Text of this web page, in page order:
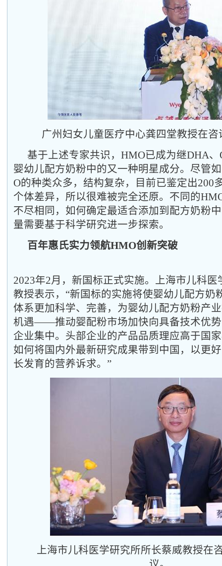
广州妇女儿童医疗中心龚四堂教授在
基于上述专家共识，HMO已成为继DHA、
婴幼儿配方奶粉中的又一种明星成分。尽管
O的种类众多，结构复杂，目前已鉴定出200
个体差异，所以很难被完全还原。不同的
不尽相同，如何确定最适合添加到配方奶粉
量需要基于科学研究进一步探索。
百年惠氏实力领航HMO创新突破
2023年2月，新国标正式实施。上海市儿科医
教授表示，“新国标的实施将使婴幼儿配方奶
体系更加科学、完善，为婴幼儿配方奶粉产
机遇——推动婴配粉市场加快向具备技术优
企业集中。头部企业的产品品质理应高于国
如何将国内外最新研究成果带到中国，以更
长发育的营养诉求。”
上海市儿科医学研究所所长蔡威教授在